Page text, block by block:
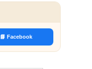
📘 Facebook